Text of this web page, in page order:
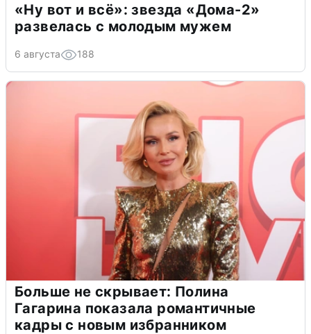
«Ну вот и всё»: звезда «Дома-2»
развелась с молодым мужем
6 августа 188
Больше не скрывает: Полина
Гагарина показала романтичные
кадры с новым избранником